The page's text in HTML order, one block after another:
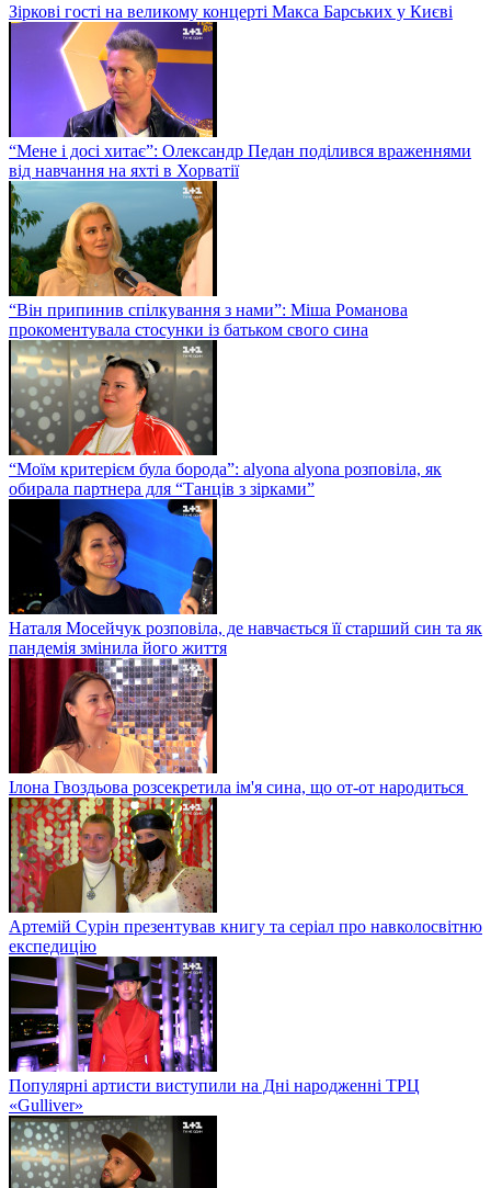
Зіркові гості на великому концерті Макса Барських у Києві
“Мене і досі хитає”: Олександр Педан поділився враженнями
від навчання на яхті в Хорватії
“Він припинив спілкування з нами”: Міша Романова
прокоментувала стосунки із батьком свого сина
“Моїм критерієм була борода”: alyona alyona розповіла, як
обирала партнера для “Танців з зірками”
Наталя Мосейчук розповіла, де навчається її старший син та як
пандемія змінила його життя
Ілона Гвоздьова розсекретила ім'я сина, що от-от народиться
Артемій Сурін презентував книгу та серіал про навколосвітню
експедицію
Популярні артисти виступили на Дні народженні ТРЦ
«Gulliver»